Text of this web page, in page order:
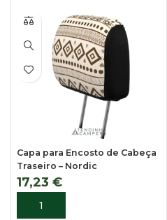
Capa para Encosto de Cabeça
Traseiro – Nordic
17,23 €
ADICIONAR